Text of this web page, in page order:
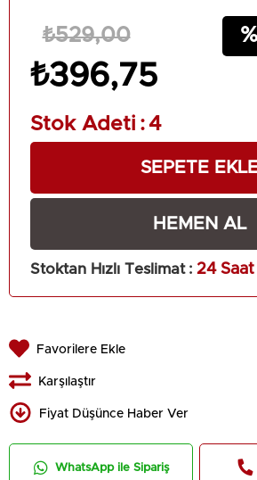
₺529,00
₺396,75
Stok Adeti :4
Stoktan Hızlı Teslimat : 24 Saat
Favorilere Ekle
Karşılaştır
Fiyat Düşünce Haber Ver
WhatsApp ile Sipariş